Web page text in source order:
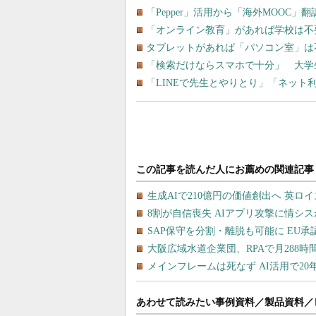
「Pepper」活用から「海外MOOC
「オンライン教育」があれば学校
タブレットがあれば「パソコン室」
「検索だけならスマホで十分」 大学
「LINEで先生とやりとり」「ネッ
あわせて読みたい事例資料／製品資料